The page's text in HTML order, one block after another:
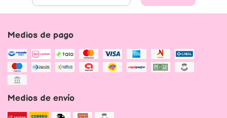
Medios de pago
Medios de envío